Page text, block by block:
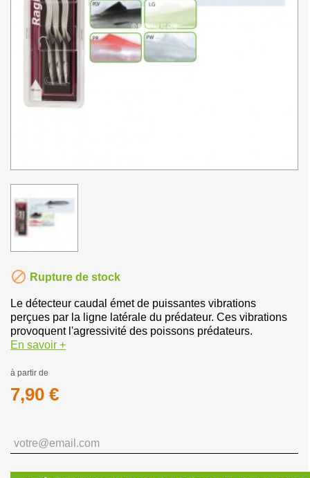
 Rupture de stock
Le détecteur caudal émet de puissantes vibrations
perçues par la ligne latérale du prédateur. Ces vibrations
provoquent l'agressivité des poissons prédateurs.
En savoir +
à partir de
7,90 €